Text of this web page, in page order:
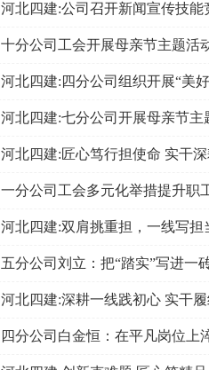
河北四建:公司召开新闻宣传技能
十分公司工会开展母亲节主题活
河北四建:四分公司组织开展“美
河北四建:七分公司开展母亲节主
河北四建:匠心笃行担使命 实干
一分公司工会多元化举措提升职
河北四建:双肩挑重担，一线写
五分公司刘立：把“踏实”写进一
河北四建:深耕一线践初心 实干
四分公司白金恒：在平凡岗位上